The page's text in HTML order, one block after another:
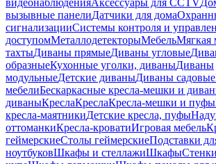
видеонаблюденияАксессуары для CCTV
вызывные панелиДатчики для дома
сигнализацииСистемы контроля и
доступомМеталлодетекторыМебельМягкая
тахтыДиваны прямыеДиваны угловые
образныеКухонные уголки, диваныДиваны
модульныеДетские диваныДиваны садовые
мебелиБескаркасные кресла-мешки и
диваныКреслаКреслаКресла-мешки и пуфы
кресла-маятникиДетские кресла, пуфы
оттоманкиКресла-кроватиИгровая мебель
геймерскиеСтолы геймерскиеПодставки
ноутбуковШкафы и стеллажиШкафы